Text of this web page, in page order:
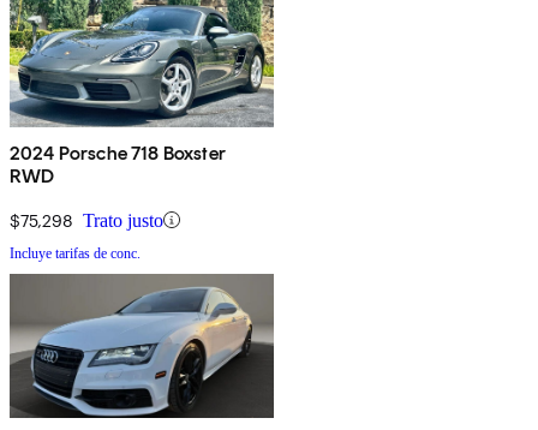
2024 Porsche 718 Boxster
RWD
$75,298 Trato justo
Incluye tarifas de conc.